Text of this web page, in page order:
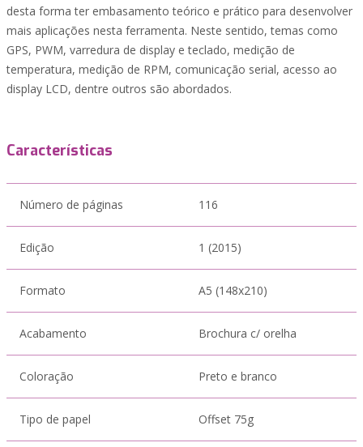
desta forma ter embasamento teórico e prático para desenvolver
mais aplicações nesta ferramenta. Neste sentido, temas como
GPS, PWM, varredura de display e teclado, medição de
temperatura, medição de RPM, comunicação serial, acesso ao
display LCD, dentre outros são abordados.
Características
Número de páginas 116
Edição 1 (2015)
Formato A5 (148x210)
Acabamento Brochura c/ orelha
Coloração Preto e branco
Tipo de papel Offset 75g